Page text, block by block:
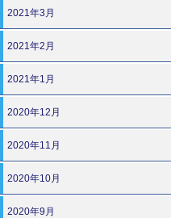
2021年3月
2021年2月
2021年1月
2020年12月
2020年11月
2020年10月
2020年9月